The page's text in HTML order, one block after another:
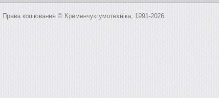
Права копіювання © Кременчукгумотехніка, 1991-2026